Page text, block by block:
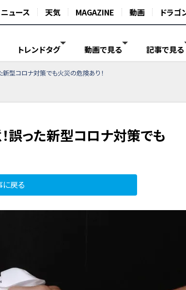
ニュース 天気 MAGAZINE 動画 ドラゴ
トレンドタグ 動画で見る 記事で見る
型コロナ対策でも火災の危険あり！
誤った新型コロナ対策でも
に戻る